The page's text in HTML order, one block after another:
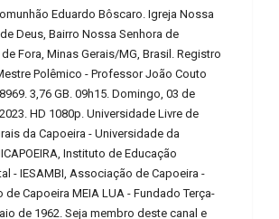
Eduardo Bôscaro. Igreja Nossa
Deus, Bairro Nossa Senhora de
Fora, Minas Gerais/MG, Brasil. Registro
Polêmico - Professor João Couto
3,76 GB. 09h15. Domingo, 03 de
HD 1080p. Universidade Livre de
da Capoeira - Universidade da
Instituto de Educação
- IESAMBI, Associação de Capoeira -
de Capoeira MEIA LUA - Fundado Terça-
de 1962. Seja membro deste canal e